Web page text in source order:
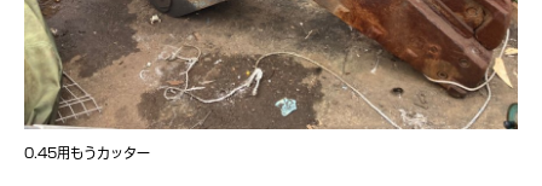
0.45用もうカッター